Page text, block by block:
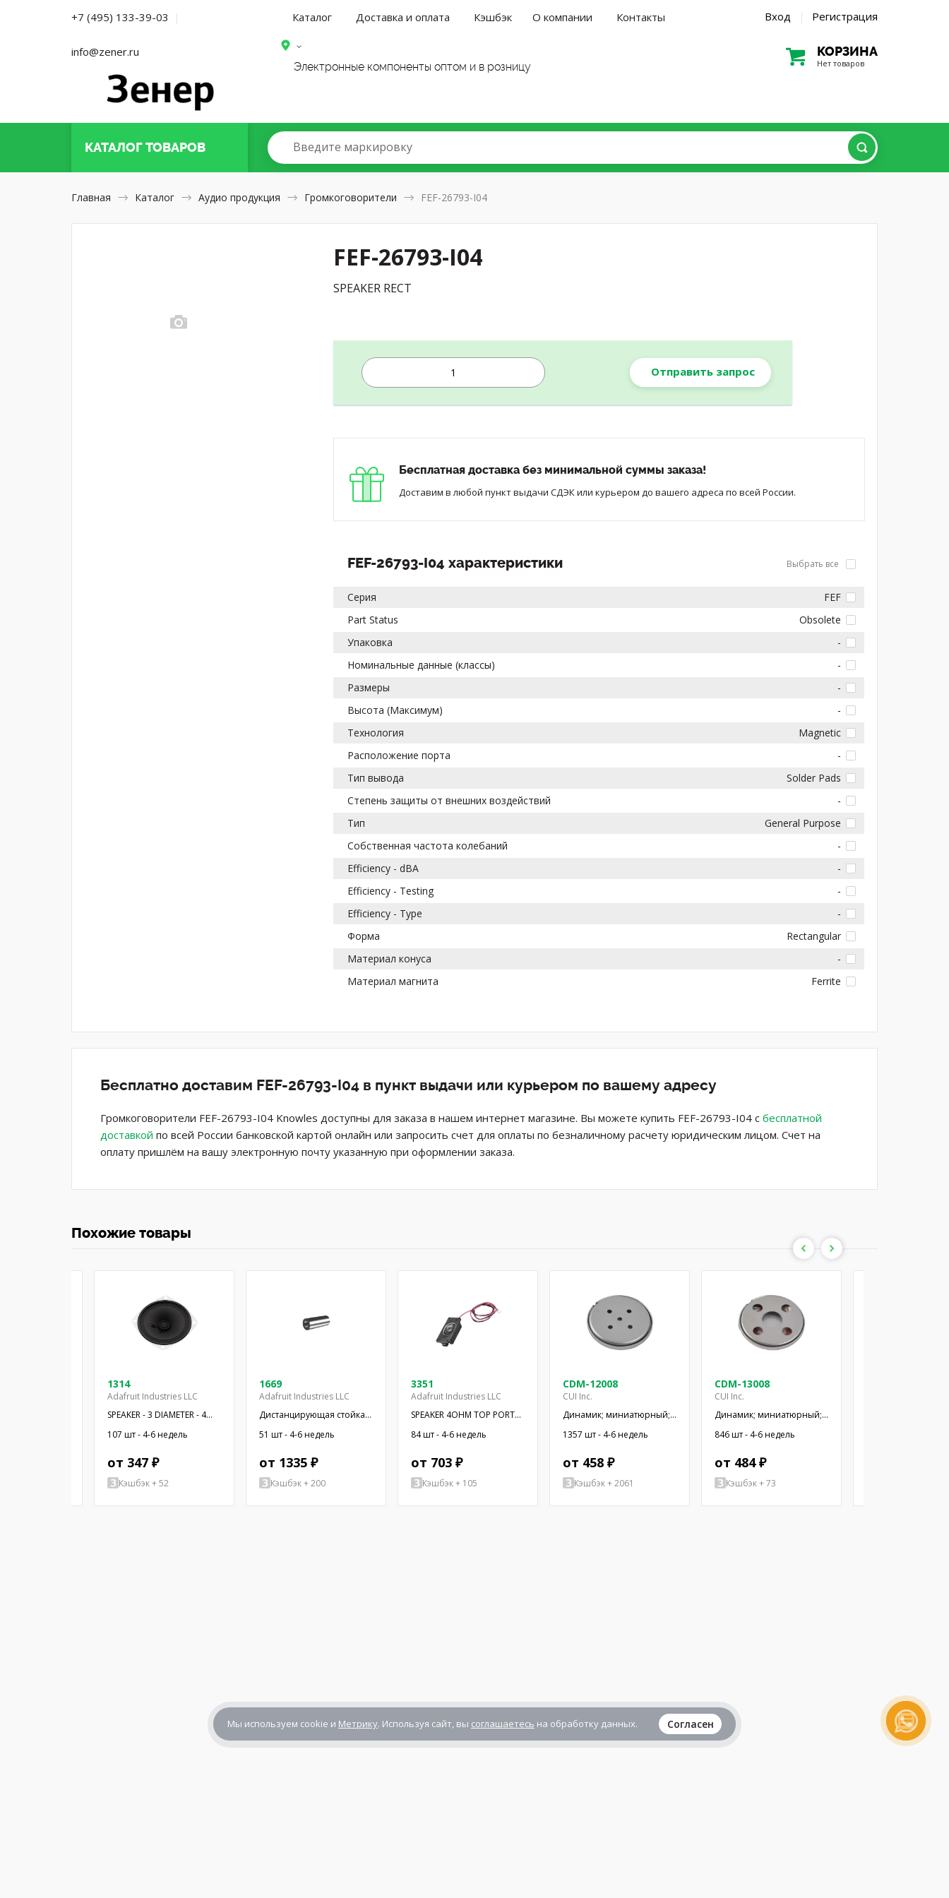
+7 (495) 133-39-03 |
info@zener.ru
Каталог Доставка и оплата Кэшбэк О компании Контакты Вход | Регистрация
Электронные компоненты оптом и в розницу
КОРЗИНА
Нет товаров
КАТАЛОГТОВАРОВ Введите маркировку
Главная Каталог Аудио продукция Громкоговорители FEF-26793-I04
FEF-26793-I04
SPEAKER RECT
Отправить запрос
Бесплатная доставка без минимальной суммы заказа!
Доставим в любой пункт выдачи СДЭК или курьером до вашего адреса по всей России.
FEF-26793-I04 характеристики Выбрать все
Серия
FEF
Part Status
Obsolete
Упаковка
-
Номинальные данные (классы)
-
Размеры
-
Высота (Максимум)
-
Технология
Magnetic
Расположение порта
-
Тип вывода
Solder Pads
Степень защиты от внешних воздействий
-
Тип
General Purpose
Собственная частота колебаний
-
Efficiency - dBA
-
Efficiency - Testing
-
Efficiency - Type
-
Форма
Rectangular
Материал конуса
-
Материал магнита
Ferrite
Бесплатно доставим FEF-26793-I04 в пункт выдачи или курьером по вашему адресу
Громкоговорители FEF-26793-I04 Knowles доступны для заказа в нашем интернет магазине. Вы можете купить FEF-26793-I04 с бесплатной
доставкой по всей России банковской картой онлайн или запросить счет для оплаты по безналичному расчету юридическим лицом. Счет на
оплату пришлём на вашу электронную почту указанную при оформлении заказа.
Похожие товары
1314
Adafruit Industries LLC
SPEAKER - 3 DIAMETER - 4
OHM 3 W
107 шт - 4-6 недель
от 347 ₽
Кэшбэк + 52
1669
Adafruit Industries LLC
Дистанцирующая стойка;
38,1мм; цилиндрическая;
латунь; никель
51 шт - 4-6 недель
от 1335 ₽
Кэшбэк + 200
3351
Adafruit Industries LLC
SPEAKER 4OHM TOP PORT
OVAL RECT
84 шт - 4-6 недель
от 703 ₽
Кэшбэк + 105
CDM-12008
CUI Inc.
Динамик; миниатюрный;
500мВт; 8Ом; Ø12x3мм;
20кГц; Ø: 12мм; ПЭТ
1357 шт - 4-6 недель
от 458 ₽
Кэшбэк + 2061
CDM-13008
CUI Inc.
Динамик; миниатюрный;
200мВт; 8Ом; Ø13x2,9мм;
20кГц; Ø: 13мм; ПЭТ
846 шт - 4-6 недель
от 484 ₽
Кэшбэк + 73
Мы используем cookie и Метрику. Используя сайт, вы соглашаетесь на обработку данных. Согласен